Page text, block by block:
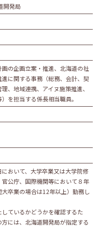
建設業
その他の製造業
通信業・情報サービス業
運輸業
娯楽業
金融・保険業
宿泊業
医療業
生活関連サービス業
その他
開発局
の企画立案・推進、北海道の社
に関する事務（総務、会計、契
、地域連携、アイヌ施策推進、
を担当する係長相当職員。
おいて、大学卒業又は大学院修
公庁、国際機関等において８年
卒業の場合は12年以上）勤務し
ているかどうかを確認するた
には、北海道開発局が指定する